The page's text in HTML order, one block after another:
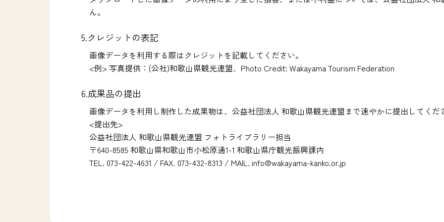
ん。
5.クレジットの表記
画像データを利用する際はクレジットを記載してください。
<例> 写真提供：(公社)和歌山県観光連盟、Photo Credit: Wakayama Tourism Federation
6.成果品の提出
画像データを利用し制作した成果物は、公益社団法人 和歌山県観光連盟まで速やかに提出してくだ
<提出先>
公益社団法人 和歌山県観光連盟 フォトライブラリー担当
〒640-8585 和歌山県和歌山市小松原通1-1 和歌山県庁観光振興課内
TEL. 073-422-4631 / FAX. 073-432-8313 / MAIL. info@wakayama-kanko.or.jp